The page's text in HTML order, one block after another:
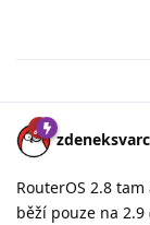
zdeneksvarc
RouterOS 2.8
běží pouze na 2.9